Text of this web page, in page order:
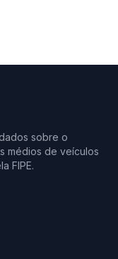
sobre o
médios de veículos
FIPE.